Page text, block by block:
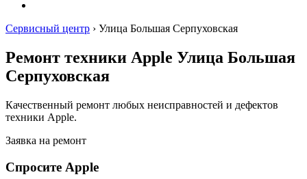
Сервисный центр › Улица Большая Серпуховская
Ремонт техники Apple Улица Большая
Серпуховская
Качественный ремонт любых неисправностей и дефектов
техники Apple.
Заявка на ремонт
Спросите Apple